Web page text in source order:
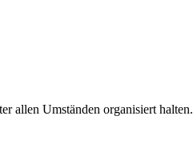
allen Umständen organisiert halten.